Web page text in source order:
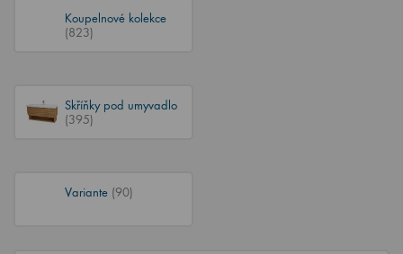
Koupelnové kolekce
(823)
Skříňky pod umyvadlo
(395)
Variante (90)